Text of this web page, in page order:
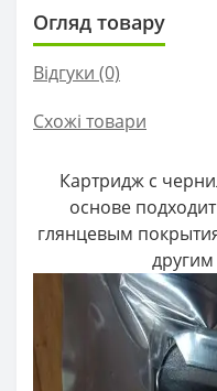
Огляд товару
Відгуки (0)
Схожі товари
Картридж с
основе
глянцевым